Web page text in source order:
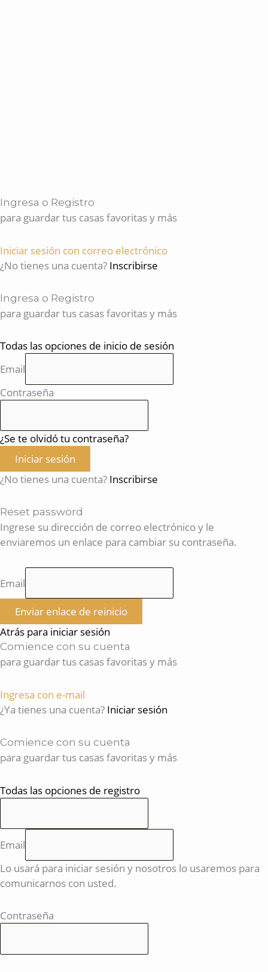
Ingresa o Registro
para guardar tus casas favoritas y más
Iniciar sesión con correo electrónico
¿No tienes una cuenta? Inscribirse
Ingresa o Registro
para guardar tus casas favoritas y más
Todas las opciones de inicio de sesión
Email
Contraseña
¿Se te olvidó tu contraseña?
Iniciar sesión
¿No tienes una cuenta? Inscribirse
Reset password
Ingrese su dirección de correo electrónico y le
enviaremos un enlace para cambiar su contraseña.
Email
Enviar enlace de reinicio
Atrás para iniciar sesión
Comience con su cuenta
para guardar tus casas favoritas y más
Ingresa con e-mail
¿Ya tienes una cuenta? Iniciar sesión
Comience con su cuenta
para guardar tus casas favoritas y más
Todas las opciones de registro
Email
Lo usará para iniciar sesión y nosotros lo usaremos para
comunicarnos con usted.
Contraseña